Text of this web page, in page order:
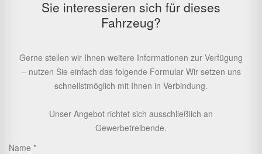
Sie interessieren sich für dieses
Fahrzeug?
Gerne stellen wir Ihnen weitere Informationen zur Verfügung
– nutzen Sie einfach das folgende Formular Wir setzen uns
schnellstmöglich mit Ihnen in Verbindung.
Unser Angebot richtet sich ausschließlich an
Gewerbetreibende.
Name